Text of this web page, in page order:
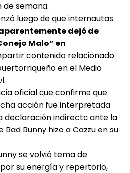
de semana.
luego de que internautas
dejó de
Malo” en
contenido relacionado
en el Medio
oficial que confirme que
acción fue interpretada
declaración indirecta ante la
Bunny hizo a Cazzu en su
se volvió tema de
su energía y repertorio,